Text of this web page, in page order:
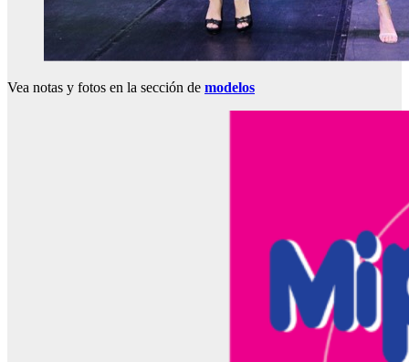
Vea notas y fotos en la sección de modelos